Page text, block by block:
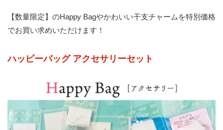
【数量限定】のHappy Bagやかわいい干支チャームを特別価格
でお買い求めいただけます！
ハッピーバッグ アクセサリーセット